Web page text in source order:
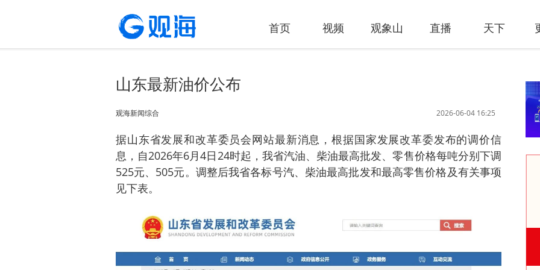
首页 视频 观象山 直播 天下
山东最新油价公布
2026-06-04 16:25
观海新闻综合
据山东省发展和改革委员会网站最新消息，根据国家发展改革委发布的调价信
息，自2026年6月4日24时起，我省汽油、柴油最高批发、零售价格每吨分别下调
525元、505元。调整后我省各标号汽、柴油最高批发和最高零售价格及有关事项
见下表。